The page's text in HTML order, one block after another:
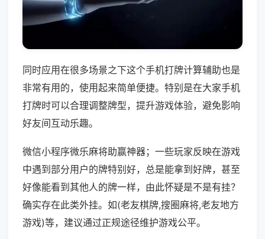
同时应用在很多场景之下这个手机打牌计算辅助也是
非常有用的，使用起来简单便捷。特别是在大家手机
打牌时可以合理调整牌型，提升游戏体验，避免影响
好友间互动乐趣。
微信小程序微乐麻将助赢神器；一些玩家反映在游戏
中遇到部分用户的牌特别好，总是能拿到好牌，甚至
好像能看到其他人的牌一样，由此怀疑是不是有挂？
确实存在此类外挂。如(老友棋牌,搜圈麻将,老友地方
游戏)等，建议通过正规途径维护游戏公平。